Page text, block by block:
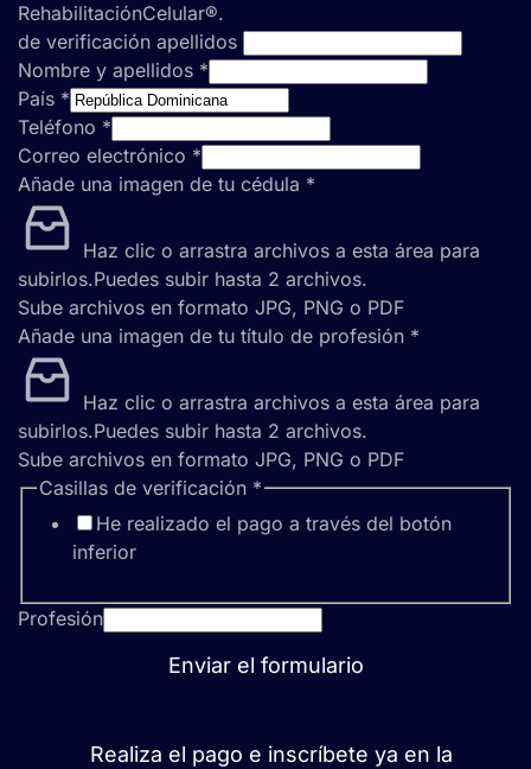
RehabilitaciónCelular®.
de verificación apellidos
Nombre y apellidos *
País *
Teléfono *
Correo electrónico *
Añade una imagen de tu cédula *
Haz clic o arrastra archivos a esta área para
subirlos.Puedes subir hasta 2 archivos.
Sube archivos en formato JPG, PNG o PDF
Añade una imagen de tu título de profesión *
Haz clic o arrastra archivos a esta área para
subirlos.Puedes subir hasta 2 archivos.
Sube archivos en formato JPG, PNG o PDF
Casillas de verificación *
He realizado el pago a través del botón
inferior
Profesión
Enviar el formulario
Realiza el pago e inscríbete ya en la